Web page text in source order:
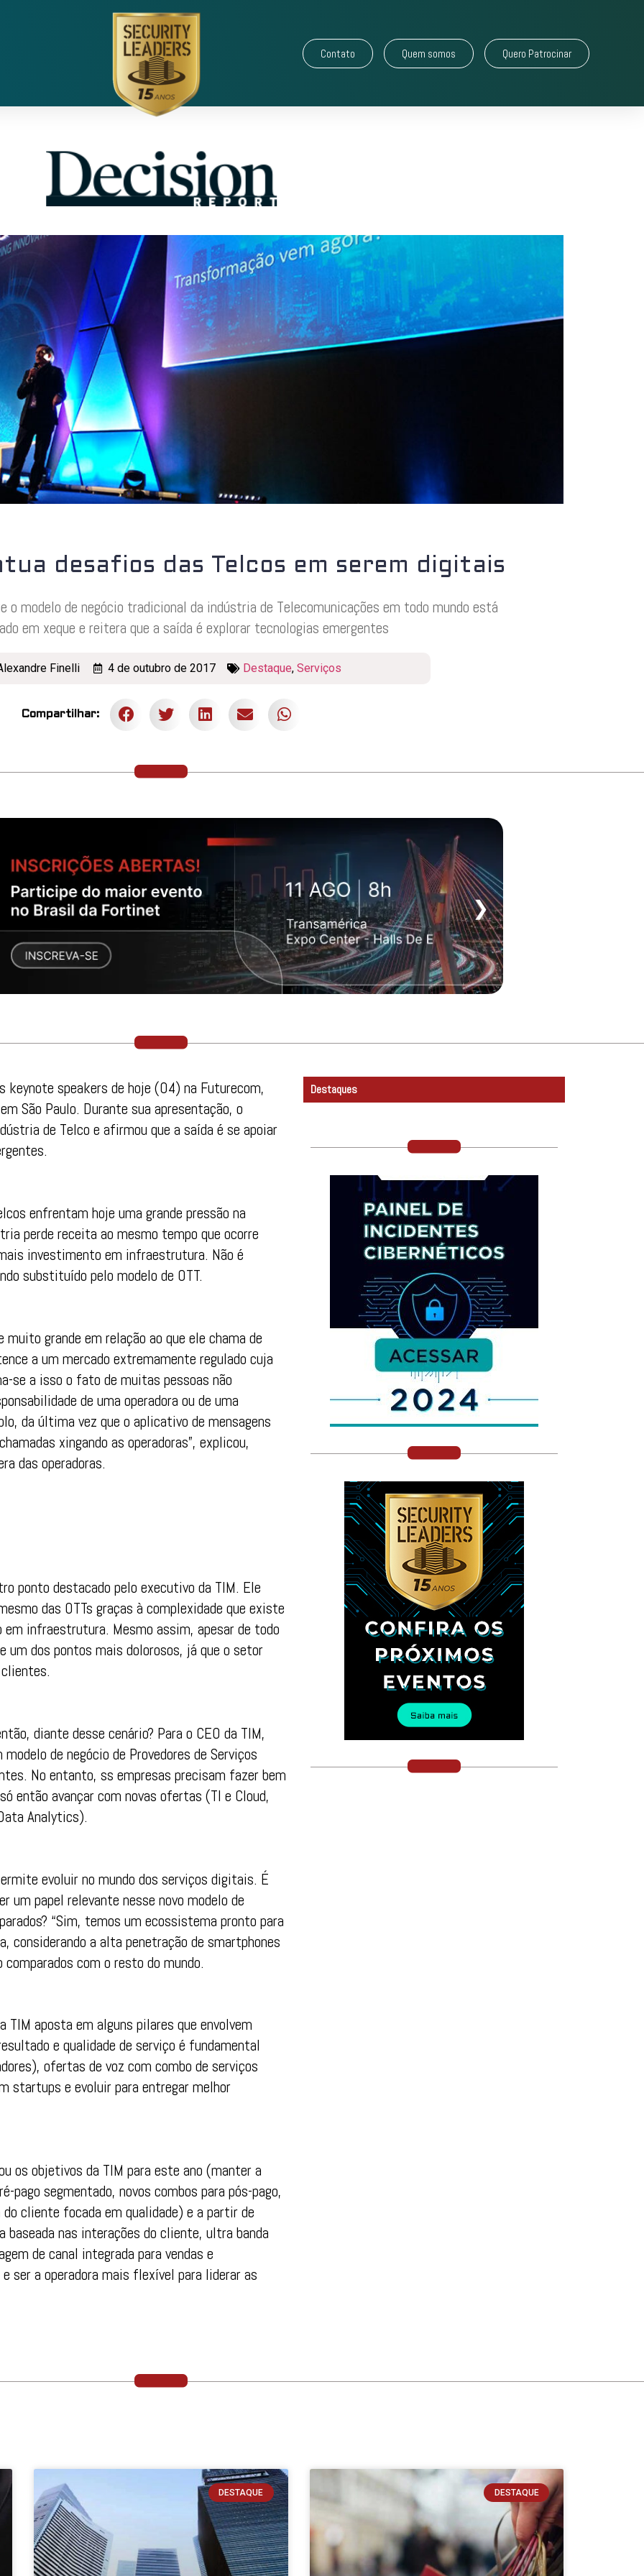
Contato Quem somos Quero Patrocinar
desafios das Telcos em serem digitais
o modelo de negócio tradicional da indústria de Telecomunicações em todo mundo está
em xeque e reitera que a saída é explorar tecnologias emergentes
Finelli 4 de outubro de 2017 Destaque,Serviços
Compartilhar:
❯
keynote speakers de hoje (04) na Futurecom,
São Paulo. Durante sua apresentação, o
de Telco e afirmou que a saída é se apoiar
enfrentam hoje uma grande pressão na
perde receita ao mesmo tempo que ocorre
investimento em infraestrutura. Não é
substituído pelo modelo de OTT.
grande em relação ao que ele chama de
a um mercado extremamente regulado cuja
se a isso o fato de muitas pessoas não
de uma operadora ou de uma
da última vez que o aplicativo de mensagens
xingando as operadoras”, explicou,
das operadoras.
ponto destacado pelo executivo da TIM. Ele
das OTTs graças à complexidade que existe
infraestrutura. Mesmo assim, apesar de todo
dos pontos mais dolorosos, já que o setor
diante desse cenário? Para o CEO da TIM,
de negócio de Provedores de Serviços
No entanto, ss empresas precisam fazer bem
então avançar com novas ofertas (TI e Cloud,
Analytics).
evoluir no mundo dos serviços digitais. É
papel relevante nesse novo modelo de
“Sim, temos um ecossistema pronto para
considerando a alta penetração de smartphones
com o resto do mundo.
TIM aposta em alguns pilares que envolvem
e qualidade de serviço é fundamental
ofertas de voz com combo de serviços
startups e evoluir para entregar melhor
os objetivos da TIM para este ano (manter a
pago segmentado, novos combos para pós-pago,
cliente focada em qualidade) e a partir de
nas interações do cliente, ultra banda
de canal integrada para vendas e
ser a operadora mais flexível para liderar as
Destaques
DESTAQUE DESTAQUE